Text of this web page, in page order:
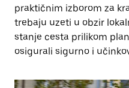
praktičnim izborom za
trebaju uzeti u obzir
stanje cesta prilikom
osigurali sigurno i